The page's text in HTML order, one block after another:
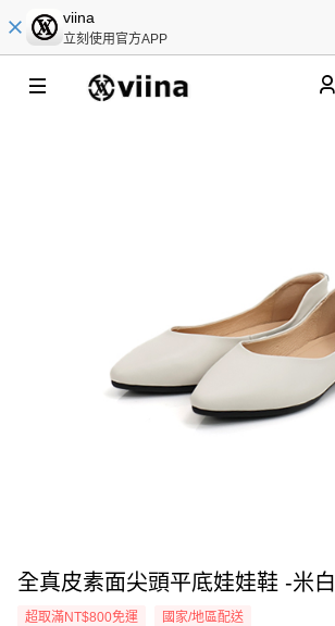
viina
立刻使用官方APP
全真皮素面尖頭平底娃娃鞋 -米白
超取滿NT$800免運 國家/地區配送